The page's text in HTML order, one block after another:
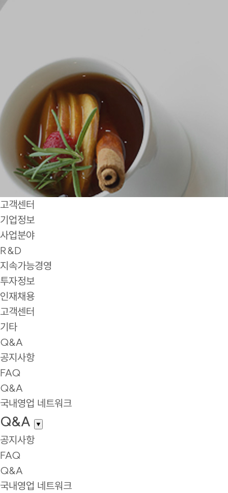
고객센터
기업정보
사업분야
R&D
지속가능경영
투자정보
인재채용
고객센터
기타
Q&A
공지사항
FAQ
Q&A
국내영업 네트워크
Q&A ▼
공지사항
FAQ
Q&A
국내영업 네트워크